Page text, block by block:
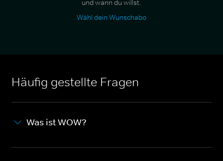
und wann du willst.
Wähl dein Wunschabo
Häufig gestellte Fragen
Was ist WOW?